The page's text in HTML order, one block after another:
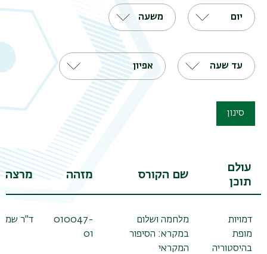
יום משעה
עד שעה אפיון
סינון
עולם
תוכן
שם הקורס מזהה מרצה
דמויות
מופת
בהיסטוריה
מלחמה ושלום
במקרא: הסיפור
המקראי
010047-
01
ד"ר